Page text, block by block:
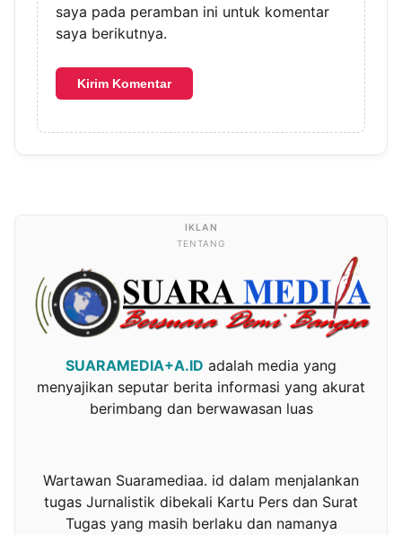
saya pada peramban ini untuk komentar
saya berikutnya.
TENTANG
SUARAMEDIA+A.ID adalah media yang
menyajikan seputar berita informasi yang akurat
berimbang dan berwawasan luas
Wartawan Suaramediaa. id dalam menjalankan
tugas Jurnalistik dibekali Kartu Pers dan Surat
Tugas yang masih berlaku dan namanya